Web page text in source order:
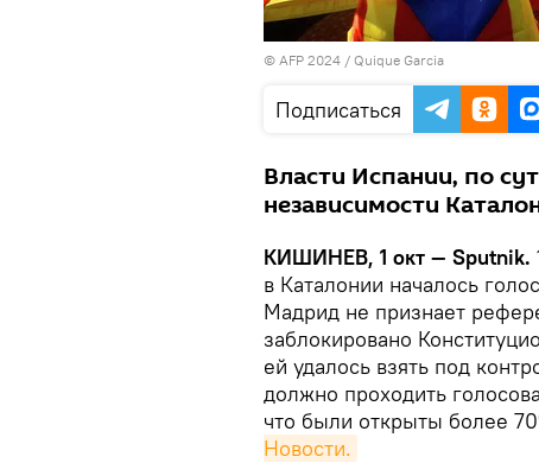
© AFP 2024 / Quique Garcia
Подписаться
Власти Испании, по
независимости
КИШИНЕВ, 1 окт — Sputnik.
в Каталонии началось
Мадрид не признает
заблокировано
ей удалось взять под
должно проходить
что были открыты более
Новости.